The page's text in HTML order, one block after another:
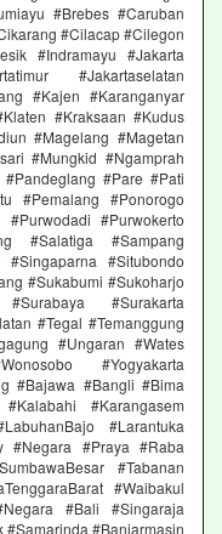
#Brebes #Caruban
#Cilacap #Cilegon
#Indramayu #Jakarta
#Jakartaselatan
#Kajen #Karanganyar
#Kraksaan #Kudus
#Magelang #Magetan
#Mungkid #Ngamprah
#Pare #Pati
#Pemalang #Ponorogo
#Purwokerto
#Salatiga #Sampang
#Situbondo
#Sukabumi #Sukoharjo
#Surakarta
#Tegal #Temanggung
#Ungaran #Wates
#Yogyakarta
#Bajawa #Bangli #Bima
#Karangasem
#Larantuka
#Negara #Praya #Raba
#Tabanan
#Waibakul
#Bali #Singaraja
#Samarinda #Banjarmasin